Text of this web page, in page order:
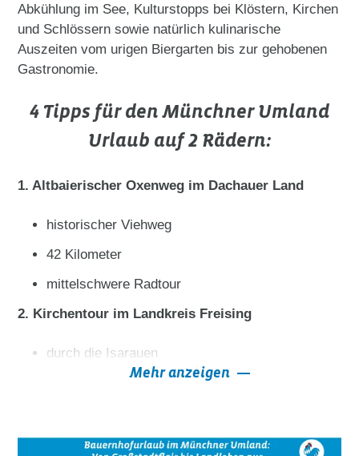
Abkühlung im See, Kulturstopps bei Klöstern, Kirchen
und Schlössern sowie natürlich kulinarische
Auszeiten vom urigen Biergarten bis zur gehobenen
Gastronomie.
4 Tipps für den Münchner Umland
Urlaub auf 2 Rädern:
1. Altbaierischer Oxenweg im Dachauer Land
historischer Viehweg
42 Kilometer
mittelschwere Radtour
2. Kirchentour im Landkreis Freising
durch die Isarauen
3. Durchs Erdinger Holzland
Mehr anzeigen